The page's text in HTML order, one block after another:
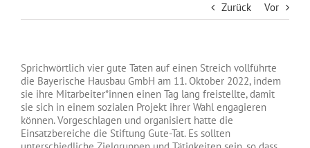
Zurück Vor
Sprichwörtlich vier gute Taten auf einen Streich vollführte
die Bayerische Hausbau GmbH am 11. Oktober 2022, indem
sie ihre Mitarbeiter*innen einen Tag lang freistellte, damit
sie sich in einem sozialen Projekt ihrer Wahl engagieren
können. Vorgeschlagen und organisiert hatte die
Einsatzbereiche die Stiftung Gute-Tat. Es sollten